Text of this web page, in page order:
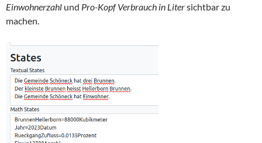
Einwohnerzahl und Pro-Kopf Verbrauch in Litersichtbar zu
machen.